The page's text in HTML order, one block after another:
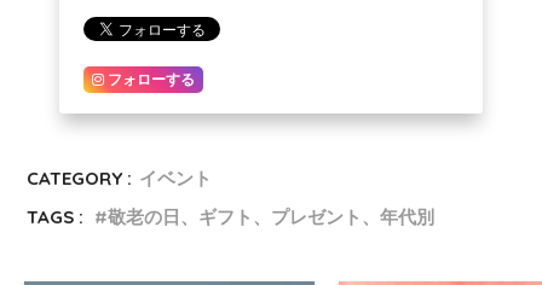
フォローする
CATEGORY : イベント
TAGS :
敬老の日、ギフト、プレゼント、年代別